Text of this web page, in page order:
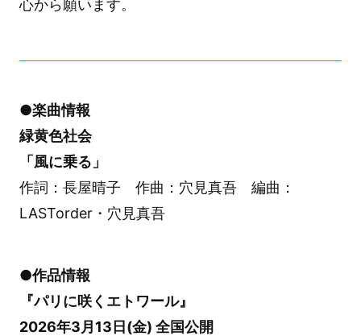
心から願います。
●楽曲情報
緑黄色社会
「風に乗る」
作詞：長屋晴子 作曲：穴見真吾 編曲：
LASTorder・穴見真吾
●作品情報
『パリに咲くエトワール』
2026年3月13日(金) 全国公開